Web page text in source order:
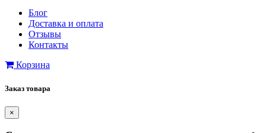
Блог
Доставка и оплата
Отзывы
Контакты
Корзина
Заказ товара
×